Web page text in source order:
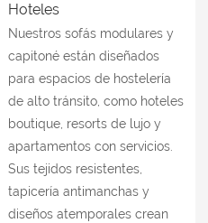
Hoteles
Nuestros sofás modulares y
capitoné están diseñados
para espacios de hostelería
de alto tránsito, como hoteles
boutique, resorts de lujo y
apartamentos con servicios.
Sus tejidos resistentes,
tapicería antimanchas y
diseños atemporales crean